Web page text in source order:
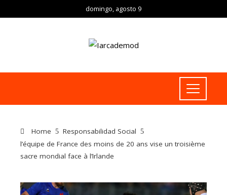
domingo, agosto 9
Home
Responsabilidad Social
l’équipe de France des moins de 20 ans vise un troisième
sacre mondial face à l’Irlande